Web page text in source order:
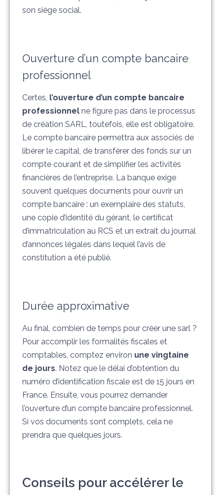
son siège social.
Ouverture d’un compte bancaire
professionnel
Certes, l’ouverture d’un compte bancaire
professionnel ne figure pas dans le processus
de création SARL, toutefois, elle est obligatoire.
Le compte bancaire permettra aux associés de
libérer le capital, de transférer des fonds sur un
compte courant et de simplifier les activités
financières de l’entreprise. La banque exige
souvent quelques documents pour ouvrir un
compte bancaire : un exemplaire des statuts,
une copie d’identité du gérant, le certificat
d’immatriculation au RCS et un extrait du journal
d’annonces légales dans lequel l’avis de
constitution a été publié.
Durée approximative
Au final, combien de temps pour créer une sarl ?
Pour accomplir les formalités fiscales et
comptables, comptez environ une vingtaine
de jours. Notez que le délai d’obtention du
numéro d’identification fiscale est de 15 jours en
France. Ensuite, vous pourrez demander
l’ouverture d’un compte bancaire professionnel.
Si vos documents sont complets, cela ne
prendra que quelques jours.
Conseils pour accélérer le